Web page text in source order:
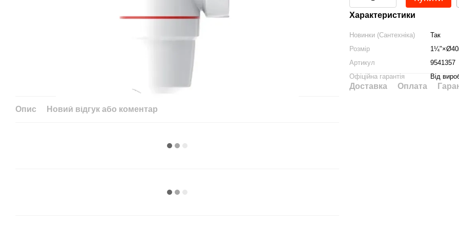
Опис Новий відгук або коментар
Характеристики
Новинки (Сантехніка)
Так
Розмір
Артикул
9541357
Офіційна гарантія
Від
Доставка Оплата